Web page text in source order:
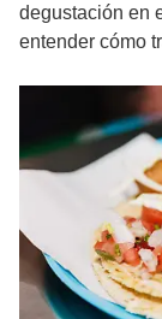
degustación en
entender cómo